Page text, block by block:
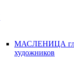
МАСЛЕНИЦА
художников